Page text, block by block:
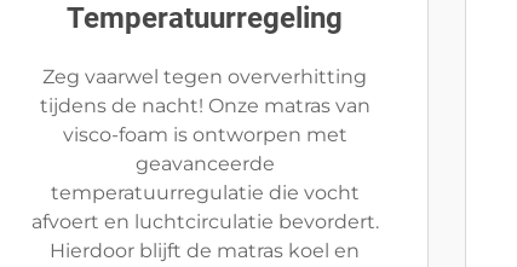
Temperatuurregeling
Zeg vaarwel tegen oververhitting
tijdens de nacht! Onze matras van
visco-foam is ontworpen met
geavanceerde
temperatuurregulatie die vocht
afvoert en luchtcirculatie bevordert.
Hierdoor blijft de matras koel en